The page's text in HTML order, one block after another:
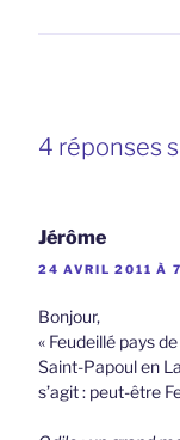
4 réponses
Jérôme
24 AVRIL 2011 À
Bonjour,
« Feudeillé pays
Saint-Papoul en
s’agit : peut-être